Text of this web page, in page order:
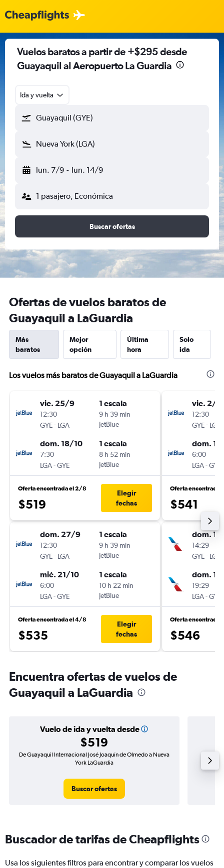
Vuelos baratos a partir de +$295 desde
Guayaquil al Aeropuerto La Guardia
Ida y vuelta
Guayaquil (GYE)
Nueva York (LGA)
lun. 7/9 - lun. 14/9
1 pasajero, Económica
Buscar ofertas
Ofertas de vuelos baratos de
Guayaquil a LaGuardia
Más
baratos
Mejor
opción
Última
hora
Solo
ida
Los vuelos más baratos de Guayaquil a LaGuardia
vie. 25/9
12:30
GYE- LGA
1 escala
9 h 39 min
JetBlue
dom. 18/10
7:30
LGA-GYE
1 escala
8 h 52 min
JetBlue
Oferta encontrada el 2/8
$519
Elegir
fechas
dom. 27/9
12:30
GYE- LGA
1 escala
9 h 39 min
JetBlue
mié. 21/10
6:00
LGA-GYE
1 escala
10 h 22 min
JetBlue
Oferta encontrada el 4/8
$535
Elegir
fechas
vie. 2/
12:30
GYE- LGA
dom.
6:00
LGA-GYE
Oferta encontrada
$541
dom.
14:29
GYE- LGA
dom. 1/
19:29
LGA-GYE
Oferta encontrada
$546
Encuentra ofertas de vuelos de
Guayaquil a LaGuardia
Vuelo de ida y vuelta desde
$519
De Guayaquil Internacional José Joaquín de Olmedo a Nueva
York LaGuardia
Buscar ofertas
Buscador de tarifas de Cheapflights
Usa los siguientes filtros para encontrar y comparar los vuelos